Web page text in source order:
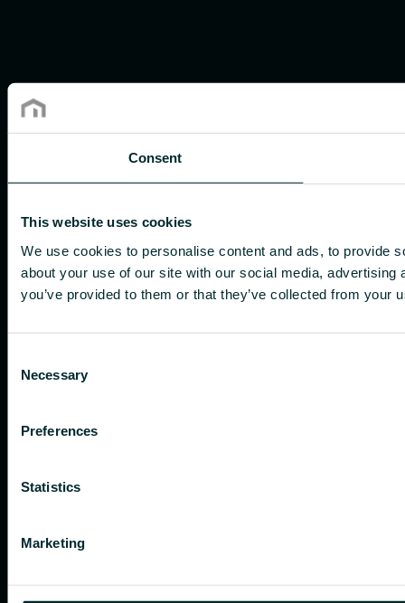
Consent
This website uses cookies
We use cookies to personalise content and ads, to provide
about your use of our site with our social media,
you’ve provided to them or that they’ve collected from your
Selection
Necessary
Preferences
Statistics
Marketing